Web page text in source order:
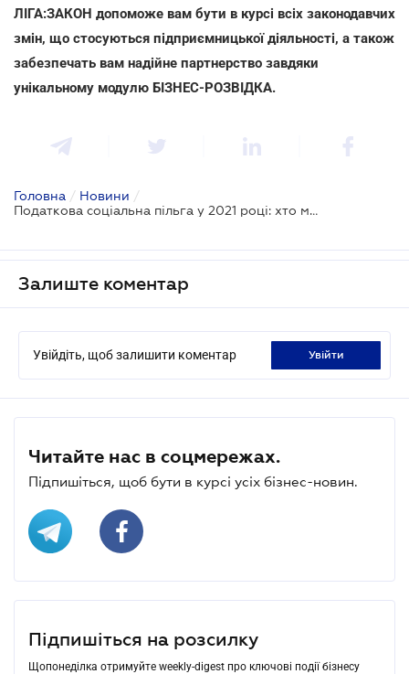
ЛІГА:ЗАКОН допоможе вам бути в курсі всіх законодавчих
змін, що стосуються підприємницької діяльності, а також
забезпечать вам надійне партнерство завдяки
унікальному модулю БІЗНЕС-РОЗВІДКА.
Головна / Новини /
Податкова соціальна пільга у 2021 році: хто може скористатися
Залиште коментар
Увійдіть, щоб залишити коментар увійти
Читайте нас в соцмережах.
Підпишіться, щоб бути в курсі усіх бізнес-новин.
Підпишіться на розсилку
Щопонеділка отримуйте weekly-digest про ключові події бізнесу